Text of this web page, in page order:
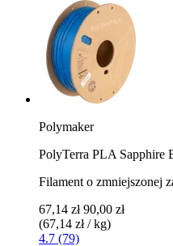
Polymaker
PolyTerra PLA Sapphire
Filament o zmniejszonej
67,14 zł 90,00 zł
(67,14 zł / kg)
4.7 (79)